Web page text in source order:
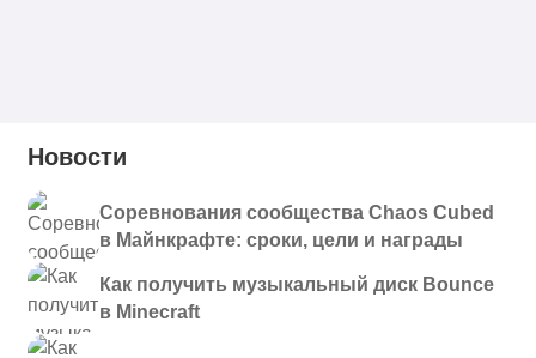
Новости
Соревнования сообщества Chaos Cubed
в Майнкрафте: сроки, цели и награды
Как получить музыкальный диск Bounce
в Minecraft